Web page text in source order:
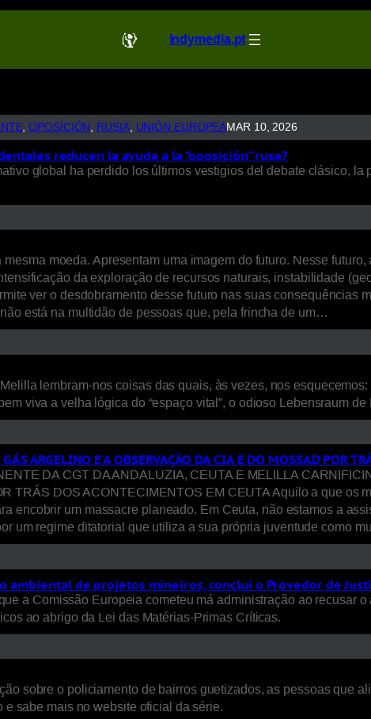
indymedia.pt
, OPOSICIÓN , RUSIA, UNIÓN EUROPEAMAR 10, 2026
reducen la ayuda a la “oposición” rusa?
global ha perdido los últimos vestigios del debate clásico,
moeda. Apresentam uma imagem do futuro. Nesse
da exploração de recursos naturais, instabilidade
ver o desdobramento desse futuro nas suas consequências
está na multidão de pessoas que, pela frincha de um…
lembram-nos coisas das quais, às vezes, nos
viva a velha lógica do “espaço vital”, o odioso Lebensraum de
ARGELINO E A OBSERVAÇÃO DA CIA E DO MOSSAD POR
DA CGT DA ANDALUZIA, CEUTA E MELILLA
TRÁS DOS ACONTECIMENTOS EM CEUTA Aquilo a que os
encobrir um massacre planeado. Em Ceuta, não estamos a
um regime ditatorial que utiliza a sua própria juventude como
ambiental de projetos mineiros, conclui o Provedor de
a Comissão Europeia cometeu má administração ao recusar
ao abrigo da Lei das Matérias-Primas Críticas.
sobre o policiamento de bairros guetizados, as pessoas que
sabe mais no website oficial da série.